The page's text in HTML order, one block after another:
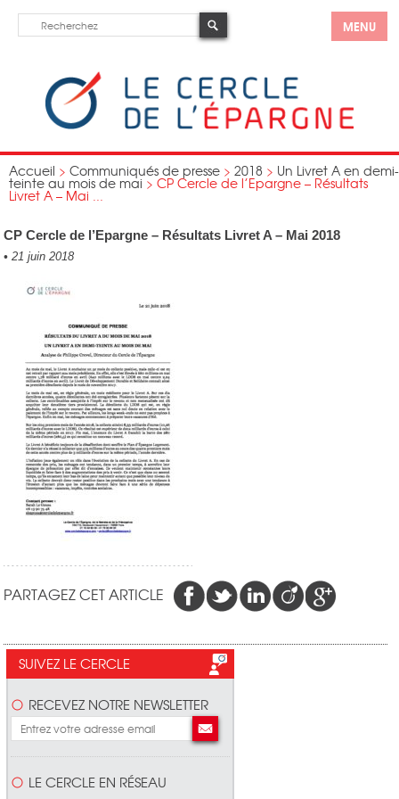
MENU
Accueil > Communiqués de presse > 2018 > Un Livret A en demi-
teinte au mois de mai > CP Cercle de l’Epargne – Résultats
Livret A – Mai ...
CP Cercle de l’Epargne – Résultats Livret A – Mai 2018
• 21 juin 2018
PARTAGEZ CET ARTICLE
SUIVEZ LE CERCLE
RECEVEZ NOTRE NEWSLETTER
LE CERCLE EN RÉSEAU